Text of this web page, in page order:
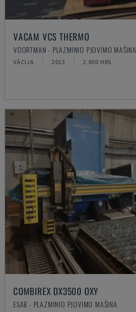
VACAM VCS THERMO
VOORTMAN - PLAZMINIO PJOVIMO MAŠINA
VĀCIJA 2013 2.000 HRS
COMBIREX DX3500 OXY
ESAB - PLAZMINIO PJOVIMO MAŠINA